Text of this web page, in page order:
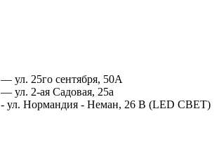
— ул. 25го сентября, 50А
— ул. 2-ая Садовая, 25а
- ул. Нормандия - Неман, 26 В (LED СВЕТ)